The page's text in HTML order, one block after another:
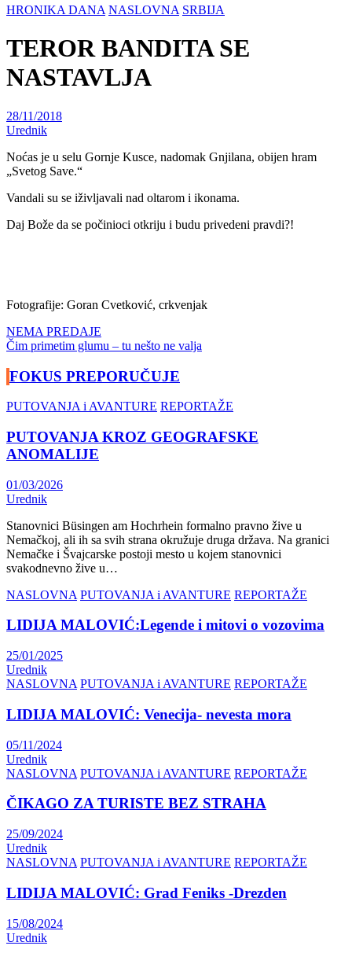
HRONIKA DANA NASLOVNA SRBIJA
TEROR BANDITA SE
NASTAVLJA
28/11/2018
Urednik
Noćas je u selu Gornje Kusce, nadomak Gnjilana, obijen hram
„Svetog Save.“
Vandali su se iživljavali nad oltarom i ikonama.
Daj Bože da se počinioci otkriju i budu privedeni pravdi?!
Fotografije: Goran Cvetković, crkvenjak
Navigacija
članaka
NEMA PREDAJE
Čim primetim glumu – tu nešto ne valja
FOKUS PREPORUČUJE
PUTOVANJA i AVANTURE REPORTAŽE
PUTOVANJA KROZ GEOGRAFSKE
ANOMALIJE
01/03/2026
Urednik
Stanovnici Büsingen am Hochrhein formalno pravno žive u
Nemačkoj, ali ih sa svih strana okružuje druga država. Na granici
Nemačke i Švajcarske postoji mesto u kojem stanovnici
svakodnevno žive u…
NASLOVNA PUTOVANJA i AVANTURE REPORTAŽE
LIDIJA MALOVIĆ:Legende i mitovi o vozovima
25/01/2025
Urednik
NASLOVNA PUTOVANJA i AVANTURE REPORTAŽE
LIDIJA MALOVIĆ: Venecija- nevesta mora
05/11/2024
Urednik
NASLOVNA PUTOVANJA i AVANTURE REPORTAŽE
ČIKAGO ZA TURISTE BEZ STRAHA
25/09/2024
Urednik
NASLOVNA PUTOVANJA i AVANTURE REPORTAŽE
LIDIJA MALOVIĆ: Grad Feniks -Drezden
15/08/2024
Urednik